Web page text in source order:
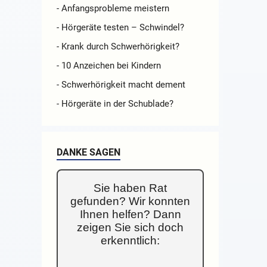
- Anfangsprobleme meistern
- Hörgeräte testen – Schwindel?
- Krank durch Schwerhörigkeit?
- 10 Anzeichen bei Kindern
- Schwerhörigkeit macht dement
- Hörgeräte in der Schublade?
DANKE SAGEN
Sie haben Rat
gefunden? Wir konnten
Ihnen helfen? Dann
zeigen Sie sich doch
erkenntlich: